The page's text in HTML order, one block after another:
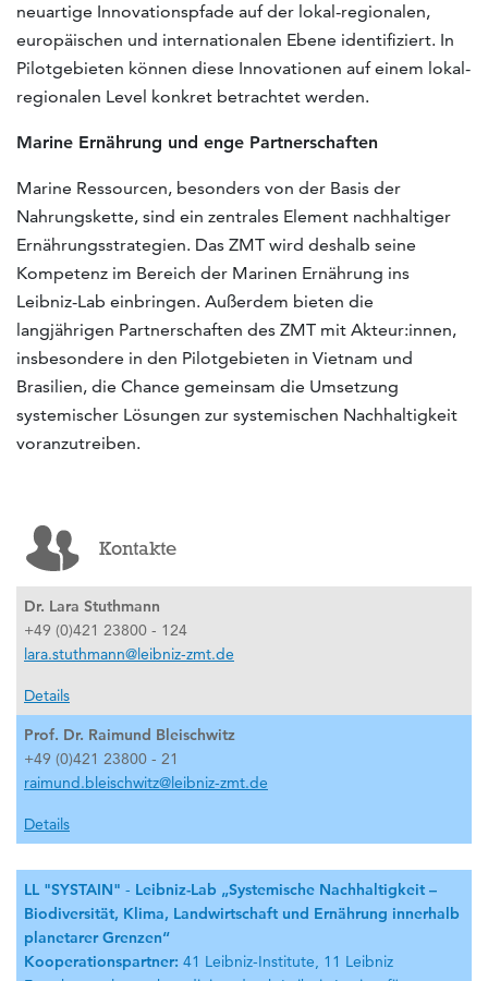
neuartige Innovationspfade auf der lokal-regionalen,
europäischen und internationalen Ebene identifiziert. In
Pilotgebieten können diese Innovationen auf einem lokal-
regionalen Level konkret betrachtet werden.
Marine Ernährung und enge Partnerschaften
Marine Ressourcen, besonders von der Basis der
Nahrungskette, sind ein zentrales Element nachhaltiger
Ernährungsstrategien. Das ZMT wird deshalb seine
Kompetenz im Bereich der Marinen Ernährung ins
Leibniz-Lab einbringen. Außerdem bieten die
langjährigen Partnerschaften des ZMT mit Akteur:innen,
insbesondere in den Pilotgebieten in Vietnam und
Brasilien, die Chance gemeinsam die Umsetzung
systemischer Lösungen zur systemischen Nachhaltigkeit
voranzutreiben.
Kontakte
Dr. Lara Stuthmann
+49 (0)421 23800 - 124
lara.stuthmann@leibniz-zmt.de
Details
Prof. Dr. Raimund Bleischwitz
+49 (0)421 23800 - 21
raimund.bleischwitz@leibniz-zmt.de
Details
LL "SYSTAIN" - Leibniz-Lab „Systemische Nachhaltigkeit –
Biodiversität, Klima, Landwirtschaft und Ernährung innerhalb
planetarer Grenzen“
Kooperationspartner: 41 Leibniz-Institute, 11 Leibniz